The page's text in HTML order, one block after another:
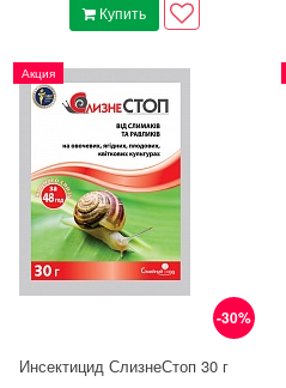
Купить
-30%
Акция
Инсектицид СлизнеСтоп 30 г